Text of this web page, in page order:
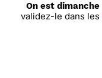
On est dimanche
validez-le dans les